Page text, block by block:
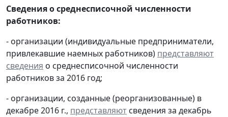
Сведения о среднесписочной численности
работников:
- организации (индивидуальные предприниматели,
привлекавшие наемных работников) представляют
сведения о среднесписочной численности
работников за 2016 год;
- организации, созданные (реорганизованные) в
декабре 2016 г., представляют сведения за декабрь